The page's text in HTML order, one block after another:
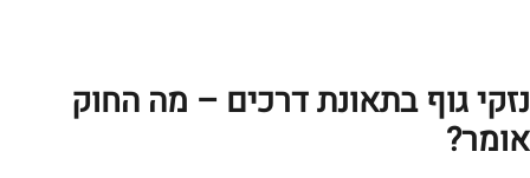
נזקי גוף בתאונת דרכים – מה החוק
אומר?